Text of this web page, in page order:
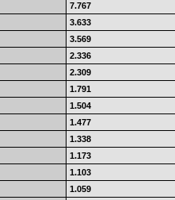
7.767
3.633
3.569
2.336
2.309
1.791
1.504
1.477
1.338
1.173
1.103
1.059